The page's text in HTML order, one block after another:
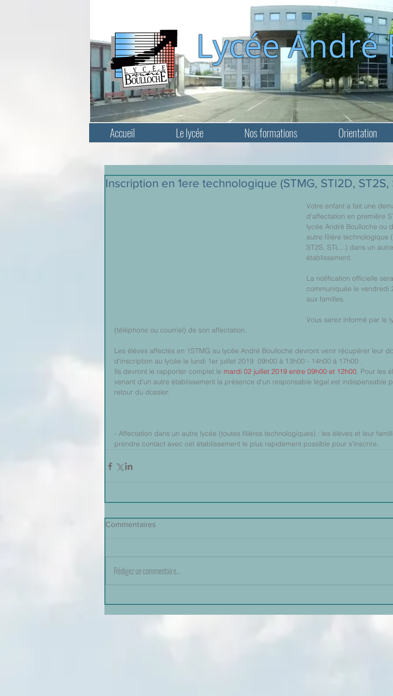
Lycée
Livry-
Accueil Le lycée Nos formations Orientation
Inscription en 1ere technologique (STMG, STI2D, ST2S,
Votre enfant a fait une
d'affectation en première
lycée André Boulloche ou
autre filière technologique
ST2S, STL...) dans un autre
établissement.
La notification officielle sera
communiquée le vendredi
aux familles.
Vous serez informé par le
(téléphone ou courriel) de son affectation.
Les élèves affectés en 1STMG au lycée André Boulloche devront venir récupérer leur
d'inscription au lycée le lundi 1er juillet 2019  09h00 à 13h00 - 14h00 à 17h00 .
Ils devront le rapporter complet le mardi 02 juillet 2019 entre 09h00 et 12h00. Pour les
venant d'un autre établissement la présence d'un responsable légal est indispensable
retour du dossier.
- Affectation dans un autre lycée (toutes filières technologiques) : les élèves et leur
prendre contact avec cet établissement le plus rapidement possible pour s'inscrire.
Commentaires
Rédigez un commentaire...